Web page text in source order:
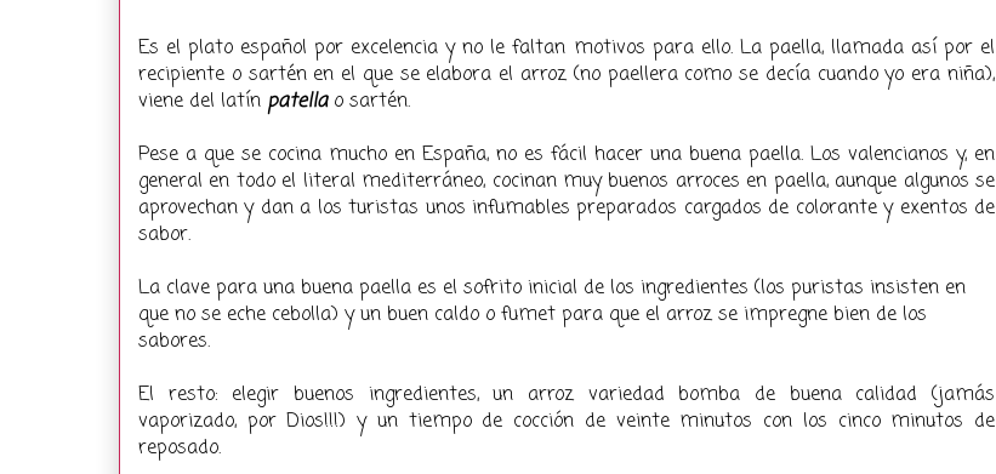
Es el plato español por excelencia y no le faltan motivos para ello. La paella, llamada así por el
recipiente o sartén en el que se elabora el arroz (no paellera como se decía cuando yo era niña),
viene del latín patellao sartén.
Pese a que se cocina mucho en España, no es fácil hacer una buena paella. Los valencianos y, en
general en todo el literal mediterráneo, cocinan muy buenos arroces en paella, aunque algunos se
aprovechan y dan a los turistas unos infumables preparados cargados de colorante y exentos de
sabor.
La clave para una buena paella es el sofrito inicial de los ingredientes (los puristas insisten en
que no se eche cebolla) y un buen caldo o fumet para que el arroz se impregne bien de los
sabores.
El resto: elegir buenos ingredientes, un arroz variedad bomba de buena calidad (jamás
vaporizado, por Dios!!!) y un tiempo de cocción de veinte minutos con los cinco minutos de
reposado.